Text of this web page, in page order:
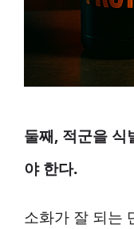
둘째, 적군을 식
야 한다.
소화가 잘 되는